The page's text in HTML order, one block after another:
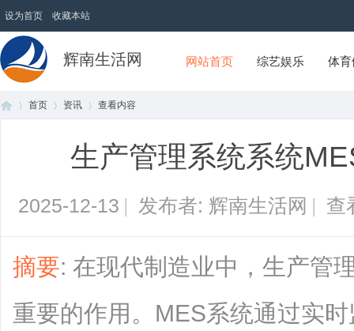
设为首页 收藏本站
辉南生活网 网站首页 综艺娱乐 体
首页 资讯 查看内容
生产管理系统系统
2025-12-13 | 发布者: 辉南生活网 | 查
摘要: 在现代制造业中，生产管
重要的作用。MES系统通过实